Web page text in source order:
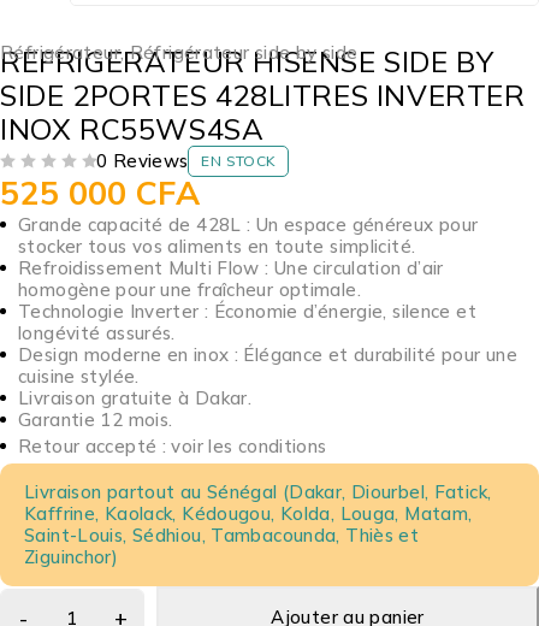
Réfrigérateur,Réfrigérateur side by side
REFRIGERATEUR HISENSE SIDE BY
SIDE 2PORTES 428LITRES INVERTER
INOX RC55WS4SA
0 Reviews EN STOCK
525 000 CFA
Grande capacité de 428L : Un espace généreux pour
stocker tous vos aliments en toute simplicité.
Refroidissement Multi Flow : Une circulation d’air
homogène pour une fraîcheur optimale.
Technologie Inverter : Économie d’énergie, silence et
longévité assurés.
Design moderne en inox : Élégance et durabilité pour une
cuisine stylée.
Livraison gratuite à Dakar.
Garantie 12 mois.
Retour accepté : voir les conditions
Livraison partout au Sénégal (Dakar, Diourbel, Fatick,
Kaffrine, Kaolack, Kédougou, Kolda, Louga, Matam,
Saint-Louis, Sédhiou, Tambacounda, Thiès et
Ziguinchor)
Ajouter au panier